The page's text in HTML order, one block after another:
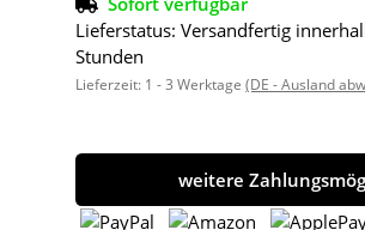
Lieferstatus: Versandfertig
Stunden
Lieferzeit: 1 - 3 Werktage(DE - Ausland
weitere